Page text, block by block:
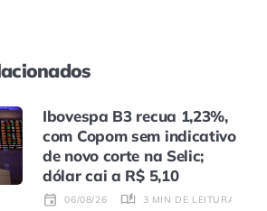
Ibovespa B3 recua 1,23%,
com Copom sem indicativo
de novo corte na Selic;
dólar cai a R$ 5,10
06/08/26 3 MIN DE LEITURA